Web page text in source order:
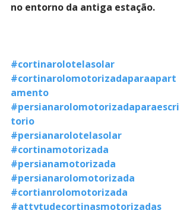
no entorno da antiga estação.
#cortinarolotelasolar
#cortinarolomotorizadaparaapart
amento
#persianarolomotorizadaparaescri
torio
#persianarolotelasolar
#cortinamotorizada
#persianamotorizada
#persianarolomotorizada
#cortianrolomotorizada
#attytudecortinasmotorizadas